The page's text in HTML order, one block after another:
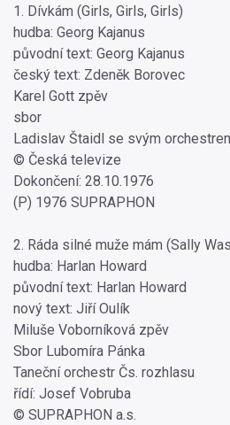
1. Dívkám (Girls, Girls, Girls)
hudba: Georg Kajanus
původní text: Georg Kajanus
český text: Zdeněk Borovec
Karel Gott zpěv
sbor
Ladislav Štaidl se svým
© Česká televize
Dokončení: 28.10.1976
(P) 1976 SUPRAPHON
2. Ráda silné muže mám (Sally
hudba: Harlan Howard
původní text: Harlan Howard
nový text: Jiří Oulík
Miluše Voborníková zpěv
Sbor Lubomíra Pánka
Taneční orchestr Čs. rozhlasu
řídí: Josef Vobruba
© SUPRAPHON a.s.